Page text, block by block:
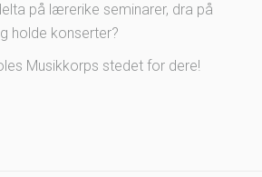
på lærerike seminarer, dra på
holde konserter?
Musikkorps stedet for dere!